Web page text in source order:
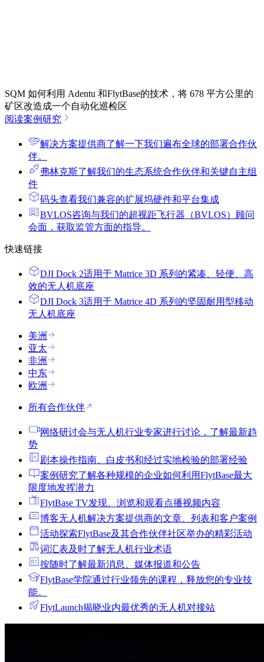
SQM 如何利用 Adentu 和FlytBase的技术，将 678 平方公里的
矿区改造成一个自动化巡检区
阅读案例研究
解决方案提供商了解一下我们遍布全球的部署合作伙
伴。
弗林克斯了解我们的生态系统合作伙伴和关键自主组
件
码头查看我们兼容的扩展坞硬件和平台集成
BVLOS咨询与我们的超视距飞行器（BVLOS）顾问
会面，获取监管方面的指导。
快速链接
DJI Dock 2适用于 Matrice 3D 系列的紧凑、轻便、高
效的无人机底座
DJI Dock 3适用于 Matrice 4D 系列的坚固耐用型移动
无人机底座
美洲
亚太
非洲
中东
欧洲
所有合作伙伴
网络研讨会与无人机行业专家进行讨论，了解最新趋
势
剧本操作指南、白皮书和经过实地检验的部署经验
案例研究了解各种规模的企业如何利用FlytBase最大
限度地发挥潜力
FlytBase TV发现、浏览和观看点播视频内容
博客无人机解决方案提供商的文章、列表和客户案例
活动探索FlytBase及其合作伙伴社区举办的精彩活动
词汇表及时了解无人机行业术语
按随时了解最新消息、媒体报道和公告
FlytBase学院通过行业领先的课程，释放您的专业技
能。
FlytLaunch揭晓业内最优秀的无人机对接站